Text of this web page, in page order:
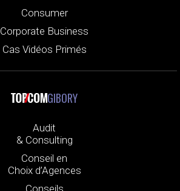
Consumer
Corporate Business
Cas Vidéos Primés
GIBORY
Audit
& Consulting
Conseil en
Choix d’Agences